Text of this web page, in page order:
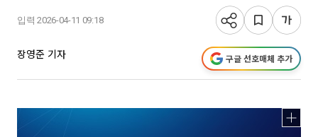
입력 2026-04-11 09:18
장영준 기자 구글 선호매체 추가